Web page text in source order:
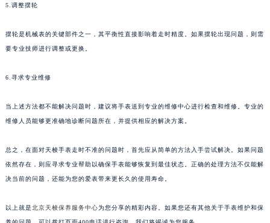
5.调整摆轮
摆轮是机械表的关键部件之一，其平衡性直接影响着走时精度。如果摆轮出现问题，则需
要专业技师进行调整或更换。
6.寻求专业维修
当上述方法都不能解决问题时，建议将手表送到专业的维修中心进行检查和维修。专业的
维修人员能够更准确地诊断问题所在，并提供相应的解决方案。
总之，在面对天梭手表走时不准的问题时，首先应从简单的方法入手尝试解决。如果问题
依然存在，则应寻求专业帮助以确保手表能够恢复到最佳状态。正确的处理方法不仅能解
决当前的问题，还能为您的爱表带来更长久的使用寿命。
以上就是北京天梭保养服务中心为您分享的精彩内容。如果您还有其他关于手表维护和保